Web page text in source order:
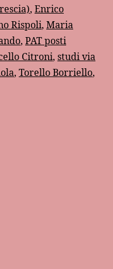
, Enrico
Rispoli, Maria
, PAT posti
Citroni, studi via
, Torello Borriello,